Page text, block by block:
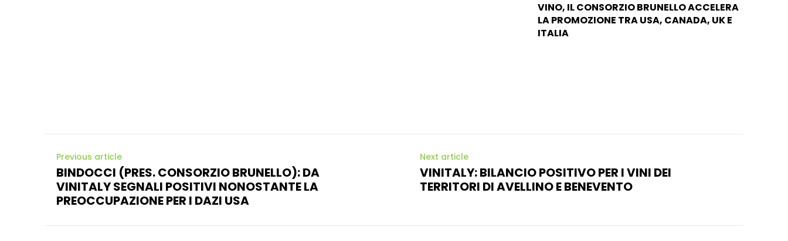
VINO, IL CONSORZIO BRUNELLO ACCELERA
LA PROMOZIONE TRA USA, CANADA, UK E
ITALIA
Previous article
BINDOCCI (PRES. CONSORZIO BRUNELLO): DA
VINITALY SEGNALI POSITIVI NONOSTANTE LA
PREOCCUPAZIONE PER I DAZI USA
Next article
VINITALY: BILANCIO POSITIVO PER I VINI DEI
TERRITORI DI AVELLINO E BENEVENTO